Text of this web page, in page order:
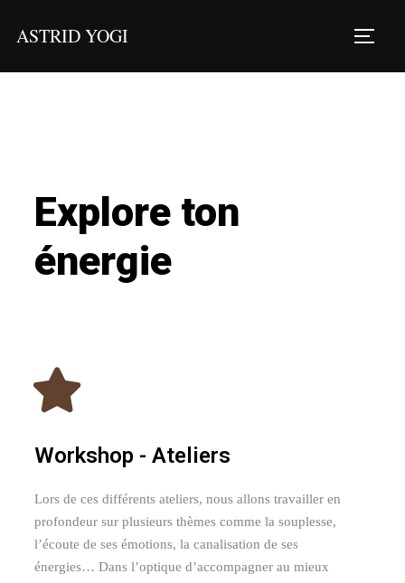
ASTRID YOGI
Explore ton
énergie
Workshop - Ateliers
Lors de ces différents ateliers, nous allons travailler en
profondeur sur plusieurs thèmes comme la souplesse,
l’écoute de ses émotions, la canalisation de ses
énergies… Dans l’optique d’accompagner au mieux